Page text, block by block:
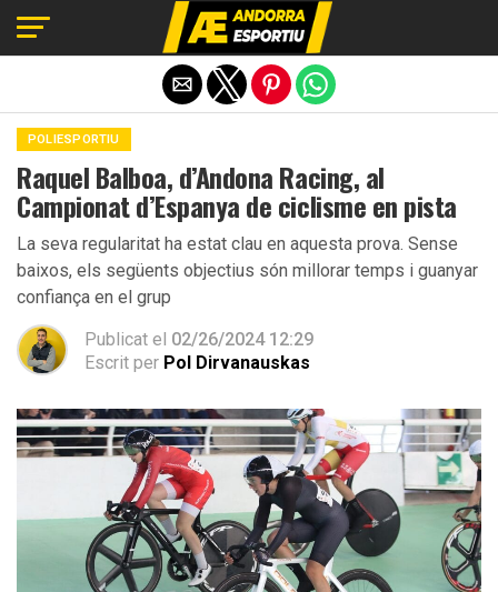
POLIESPORTIU
Raquel Balboa, d’Andona Racing, al
Campionat d’Espanya de ciclisme en pista
La seva regularitat ha estat clau en aquesta prova. Sense
baixos, els següents objectius són millorar temps i guanyar
confiança en el grup
Publicat el 02/26/2024 12:29
Escrit per Pol Dirvanauskas
Exit mobile version